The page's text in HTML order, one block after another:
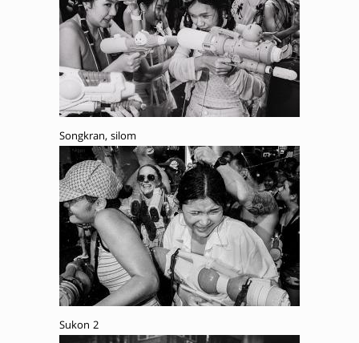
Songkran, silom
Sukon 2